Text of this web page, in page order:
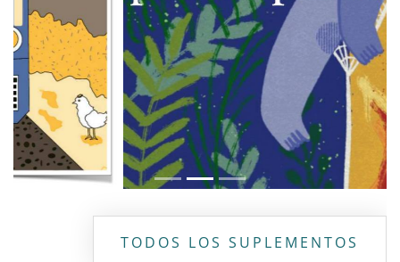
TODOS LOS SUPLEMENTOS